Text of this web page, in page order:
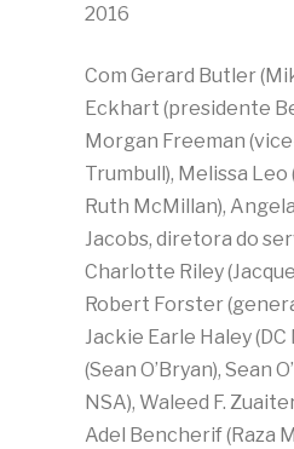
2016
Com Gerard Butler
Eckhart (presidente
Morgan Freeman
Trumbull), Melissa
Ruth McMillan),
Jacobs, diretora do
Charlotte Riley
Robert Forster
Jackie Earle Haley (DC
(Sean O’Bryan), Sean
NSA), Waleed F.
Adel Bencherif (Raza